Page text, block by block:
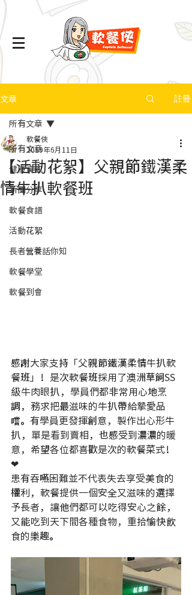
文章 註冊
所有文章
健康資訊
新聞分享
軟餐食譜
活動花絮
長者營養話你知
軟餐學堂
軟餐到會
所有文章
【活動花絮】父親節鐵漢柔
情牛扒軟餐班
軟餐俠
2019年6月11日
感謝大家支持「父親節鐵漢柔情牛扒軟
餐班」！是次軟餐班採用了澳洲草飼SS
級牛肉眼扒，學員們都非常用心地烹
調，務求把最滋味的牛扒帶給摯愛品
嚐。有學員更發揮創意，製作出心形牛
扒，單是看到賣相，也感受到濃濃的暖
意，希望各位都喜歡是次的軟餐菜式！
❤
患有吞嚥困難並不代表失去享受美食的
權利，軟餐提供一個安全又滋味的選擇
予長者，讓他們都可以吃得安心之餘，
又能吃到天下間各種食物，重拾愉快飲
食的樂趣。